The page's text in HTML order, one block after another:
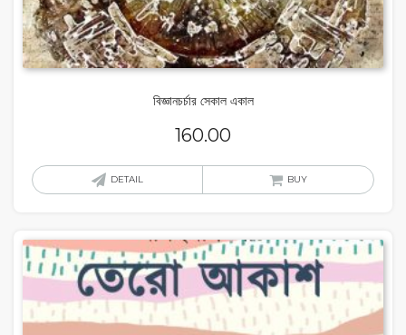
বিজ্ঞানচর্চার সেকাল একাল
160.00
DETAIL BUY